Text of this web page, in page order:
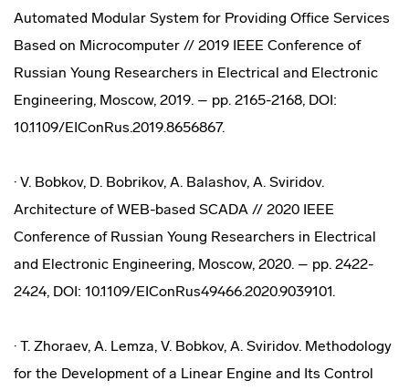
Automated Modular System for Providing Office Services
Based on Microcomputer // 2019 IEEE Conference of
Russian Young Researchers in Electrical and Electronic
Engineering, Moscow, 2019. – pp. 2165-2168, DOI:
10.1109/EIConRus.2019.8656867.
· V. Bobkov, D. Bobrikov, A. Balashov, A. Sviridov.
Architecture of WEB-based SCADA // 2020 IEEE
Conference of Russian Young Researchers in Electrical
and Electronic Engineering, Moscow, 2020. – pp. 2422-
2424, DOI: 10.1109/EIConRus49466.2020.9039101.
· T. Zhoraev, A. Lemza, V. Bobkov, A. Sviridov. Methodology
for the Development of a Linear Engine and Its Control